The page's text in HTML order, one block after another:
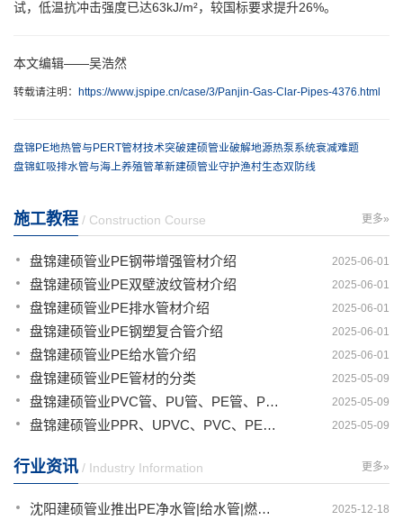
试，低温抗冲击强度已达63kJ/m²，较国标要求提升26%。
本文编辑——吴浩然
转载请注明： https://www.jspipe.cn/case/3/Panjin-Gas-Clar-Pipes-4376.html
盘锦PE地热管与PERT管材技术突破建硕管业破解地源热泵系统衰减难题
盘锦虹吸排水管与海上养殖管革新建硕管业守护渔村生态双防线
更多»
施工教程 / Construction Course
2025-06-01
盘锦建硕管业PE钢带增强管材介绍
2025-06-01
盘锦建硕管业PE双壁波纹管材介绍
2025-06-01
盘锦建硕管业PE排水管材介绍
2025-06-01
盘锦建硕管业PE钢塑复合管介绍
2025-06-01
盘锦建硕管业PE给水管介绍
2025-05-09
盘锦建硕管业PE管材的分类
2025-05-09
盘锦建硕管业PVC管、PU管、PE管、PP管有那些区别
2025-05-09
盘锦建硕管业PPR、UPVC、PVC、PERT、PE、HDPE塑料管材详解
更多»
行业资讯 / Industry Information
2025-12-18
沈阳建硕管业推出PE净水管|给水管|燃气管|PERT供热管|电力护套管一体化智造解决方案